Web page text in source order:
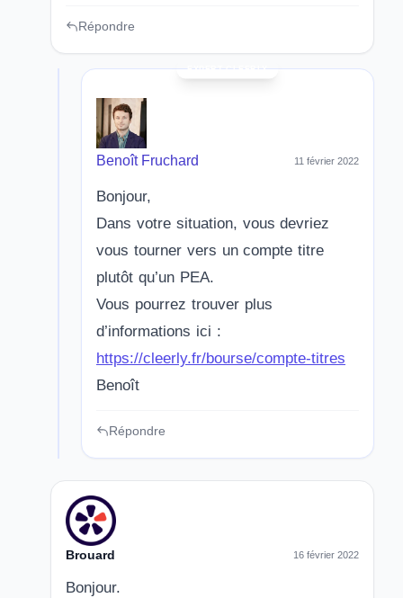
Répondre
Benoît Fruchard 11 février 2022
Bonjour,
Dans votre situation, vous devriez
vous tourner vers un compte titre
plutôt qu’un PEA.
Vous pourrez trouver plus
d’informations ici :
https://cleerly.fr/bourse/compte-titres
Benoît
Répondre
Brouard 16 février 2022
Bonjour.